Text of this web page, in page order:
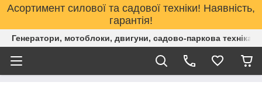
Асортимент силової та садової техніки! Наявність,
гарантія!
Генератори, мотоблоки, двигуни, садово-паркова техніка.